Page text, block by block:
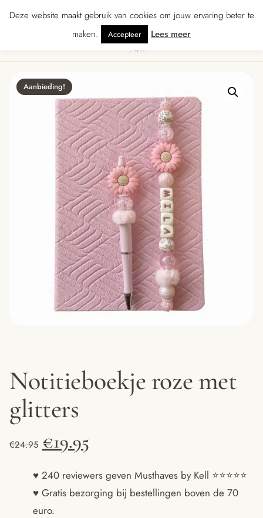
· Gratis verzending vanaf € 70 · Gratis kaartje met je bestelling •
Aanbieding!
Notitieboekje roze met
glitters
€24.95 Oorspronkelijke
prijs
was:
€19.95
prijs
is:
♥ 240 reviewers geven Musthaves by Kell ⭐️⭐️⭐️⭐️⭐️
♥ Gratis bezorging bij bestellingen boven de 70
euro.
Deze website maakt gebruik van cookies om jouw ervaring beter te
maken.
Accepteer Lees meer